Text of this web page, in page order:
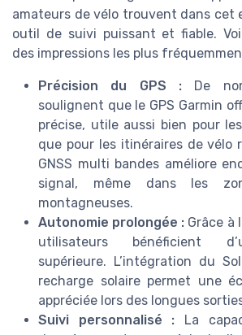
amateurs de vélo trouvent dans cet
outil de suivi puissant et fiable.
des impressions les plus
Précision du GPS : De
soulignent que le GPS Garmin
précise, utile aussi bien pour
que pour les itinéraires de vélo
GNSS multi bandes améliore
signal, même dans les
montagneuses.
Autonomie prolongée : Grâce à
utilisateurs bénéficient
supérieure. L’intégration du
recharge solaire permet une
appréciée lors des longues
Suivi personnalisé : La